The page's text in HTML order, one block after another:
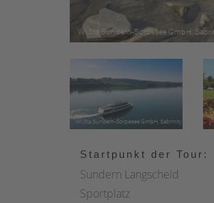
Startpunkt der Tour:
Sundern Langscheid
Sportplatz